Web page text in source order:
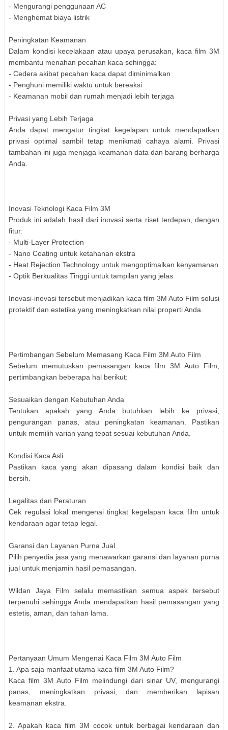
- Mengurangi penggunaan AC
- Menghemat biaya listrik
Peningkatan Keamanan
Dalam kondisi kecelakaan atau upaya perusakan, kaca film 3M
membantu menahan pecahan kaca sehingga:
- Cedera akibat pecahan kaca dapat diminimalkan
- Penghuni memiliki waktu untuk bereaksi
- Keamanan mobil dan rumah menjadi lebih terjaga
Privasi yang Lebih Terjaga
Anda dapat mengatur tingkat kegelapan untuk mendapatkan
privasi optimal sambil tetap menikmati cahaya alami. Privasi
tambahan ini juga menjaga keamanan data dan barang berharga
Anda.
Inovasi Teknologi Kaca Film 3M
Produk ini adalah hasil dari inovasi serta riset terdepan, dengan
fitur:
- Multi-Layer Protection
- Nano Coating untuk ketahanan ekstra
- Heat Rejection Technology untuk mengoptimalkan kenyamanan
- Optik Berkualitas Tinggi untuk tampilan yang jelas
Inovasi-inovasi tersebut menjadikan kaca film 3M Auto Film solusi
protektif dan estetika yang meningkatkan nilai properti Anda.
Pertimbangan Sebelum Memasang Kaca Film 3M Auto Film
Sebelum memutuskan pemasangan kaca film 3M Auto Film,
pertimbangkan beberapa hal berikut:
Sesuaikan dengan Kebutuhan Anda
Tentukan apakah yang Anda butuhkan lebih ke privasi,
pengurangan panas, atau peningkatan keamanan. Pastikan
untuk memilih varian yang tepat sesuai kebutuhan Anda.
Kondisi Kaca Asli
Pastikan kaca yang akan dipasang dalam kondisi baik dan
bersih.
Legalitas dan Peraturan
Cek regulasi lokal mengenai tingkat kegelapan kaca film untuk
kendaraan agar tetap legal.
Garansi dan Layanan Purna Jual
Pilih penyedia jasa yang menawarkan garansi dan layanan purna
jual untuk menjamin hasil pemasangan.
Wildan Jaya Film selalu memastikan semua aspek tersebut
terpenuhi sehingga Anda mendapatkan hasil pemasangan yang
estetis, aman, dan tahan lama.
Pertanyaan Umum Mengenai Kaca Film 3M Auto Film
1. Apa saja manfaat utama kaca film 3M Auto Film?
Kaca film 3M Auto Film melindungi dari sinar UV, mengurangi
panas, meningkatkan privasi, dan memberikan lapisan
keamanan ekstra.
2. Apakah kaca film 3M cocok untuk berbagai kendaraan dan